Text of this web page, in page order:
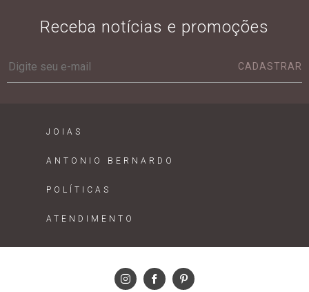
Receba notícias e promoções
CADASTRAR
JOIAS
ANTONIO BERNARDO
POLÍTICAS
ATENDIMENTO